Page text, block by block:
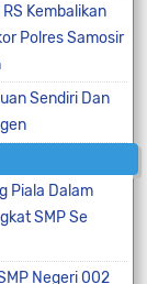
Kembalikan
Polres Samosir
Sendiri Dan
Piala Dalam
SMP Se
Negeri 002